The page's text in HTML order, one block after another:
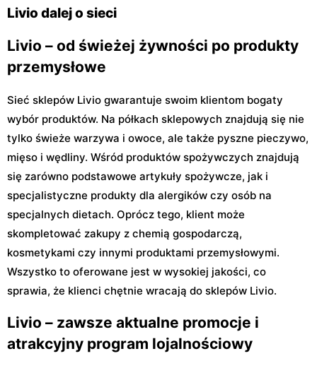
Livio dalej o sieci
Livio – od świeżej żywności po produkty
przemysłowe
Sieć sklepów Livio gwarantuje swoim klientom bogaty
wybór produktów. Na półkach sklepowych znajdują się nie
tylko świeże warzywa i owoce, ale także pyszne pieczywo,
mięso i wędliny. Wśród produktów spożywczych znajdują
się zarówno podstawowe artykuły spożywcze, jak i
specjalistyczne produkty dla alergików czy osób na
specjalnych dietach. Oprócz tego, klient może
skompletować zakupy z chemią gospodarczą,
kosmetykami czy innymi produktami przemysłowymi.
Wszystko to oferowane jest w wysokiej jakości, co
sprawia, że klienci chętnie wracają do sklepów Livio.
Livio – zawsze aktualne promocje i
atrakcyjny program lojalnościowy